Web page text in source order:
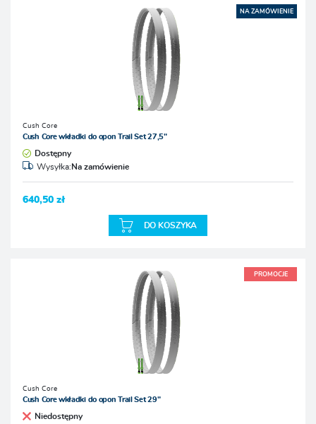
NA ZAMÓWIENIE
Cush Core
Cush Core wkładki do opon Trail Set 27,5"
Dostępny
Wysyłka:Na zamówienie
640,50 zł
DO KOSZYKA
PROMOCJE
Cush Core
Cush Core wkładki do opon Trail Set 29"
Niedostępny